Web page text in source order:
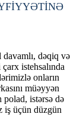
dəqiq və
istehsalında
onların
müəyyən
polad, istərsə də
iş üçün düzgün